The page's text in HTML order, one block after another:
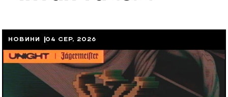
НОВИНИ 04 СЕР, 2026